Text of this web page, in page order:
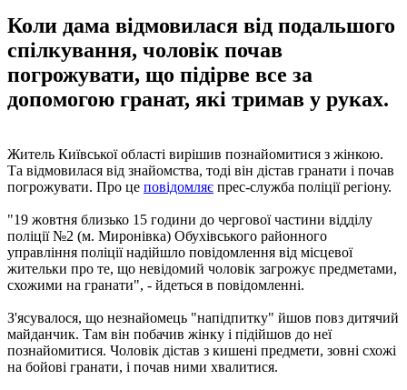
Коли дама відмовилася від подальшого
спілкування, чоловік почав
погрожувати, що підірве все за
допомогою гранат, які тримав у руках.
Житель Київської області вирішив познайомитися з жінкою.
Та відмовилася від знайомства, тоді він дістав гранати і почав
погрожувати. Про це повідомляє прес-служба поліції регіону.
"19 жовтня близько 15 години до чергової частини відділу
поліції №2 (м. Миронівка) Обухівського районного
управління поліції надійшло повідомлення від місцевої
жительки про те, що невідомий чоловік загрожує предметами,
схожими на гранати", - йдеться в повідомленні.
З'ясувалося, що незнайомець "напідпитку" йшов повз дитячий
майданчик. Там він побачив жінку і підійшов до неї
познайомитися. Чоловік дістав з кишені предмети, зовні схожі
на бойові гранати, і почав ними хвалитися.